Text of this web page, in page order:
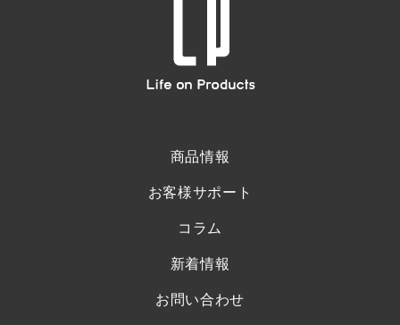
商品情報
お客様サポート
コラム
新着情報
お問い合わせ